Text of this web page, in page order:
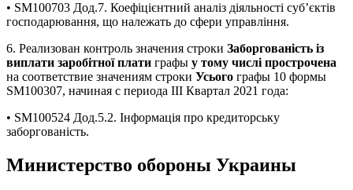
• SM100703 Дод.7. Коефіцієнтний аналіз діяльності суб’єктів
господарювання, що належать до сфери управління.
6. Реализован контроль значения строки Заборгованість із
виплати заробітної плати графы у тому числі прострочена
на соответствие значениям строки Усього графы 10 формы
SM100307, начиная с периода ІІІ Квартал 2021 года:
• SM100524 Дод.5.2. Інформація про кредиторську
заборгованість.
Министерство обороны Украины